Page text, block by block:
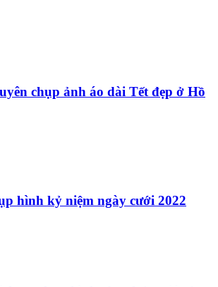
chụp ảnh áo dài Tết đẹp ở Hồ
hình kỷ niệm ngày cưới 2022